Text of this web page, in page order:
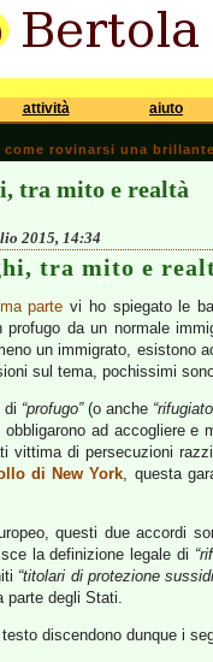
attività aiuto
come rovinarsi una
tra mito e realtà
2015, 14:34
tra mito e
parte vi ho spiegato le
profugo da un normale
un immigrato, esistono
sul tema, pochissimi
di “profugo”(o anche
ad accogliere e
vittima di persecuzioni
di New York, questa
questi due accordi
la definizione legale di
“titolari di protezione
parte degli Stati.
testo discendono dunque i